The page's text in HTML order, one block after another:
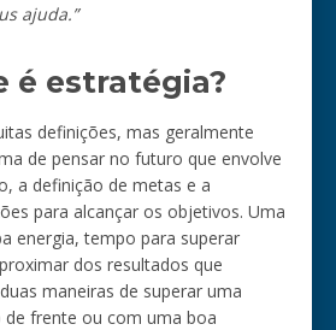
ajuda.”
é estratégia?
definições, mas geralmente
de pensar no futuro que envolve
a definição de metas e a
para alcançar os objetivos. Uma
energia, tempo para superar
dos resultados que
maneiras de superar uma
de frente ou com uma boa